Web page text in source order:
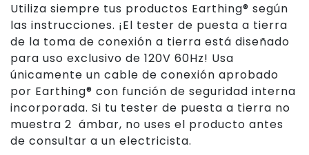
Utiliza siempre tus productos Earthing® según
las instrucciones. ¡El tester de puesta a tierra
de la toma de conexión a tierra está diseñado
para uso exclusivo de 120V 60Hz! Usa
únicamente un cable de conexión aprobado
por Earthing® con función de seguridad interna
incorporada. Si tu tester de puesta a tierra no
muestra 2 ámbar, no uses el producto antes
de consultar a un electricista.